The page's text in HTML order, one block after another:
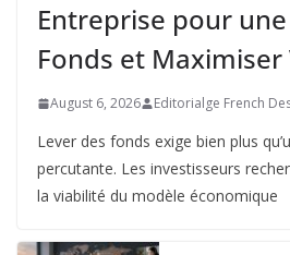
Entreprise pour
Fonds et Maximiser
August 6, 2026 Editorialge French
Lever des fonds exige bien plus
percutante. Les investisseurs
la viabilité du modèle économique